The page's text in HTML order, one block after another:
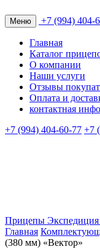
Меню +7 (994) 404-
Главная
Каталог
О компании
Наши услуги
Отзывы
Оплата и
контактная
+7 (994) 404-60-77 +7
Прицепы Экспедиция
Главная
(380 мм) «Вектор»